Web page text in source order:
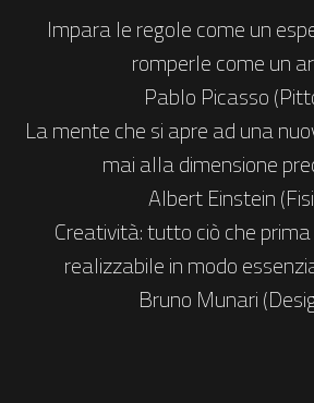
Impara le regole come un
romperle come un
Pablo Picasso
La mente che si apre ad una
mai alla dimensione
Albert Einstein
Creatività: tutto ciò che
realizzabile in modo
Bruno Munari